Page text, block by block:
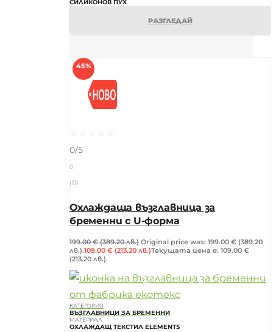
СИЛИКОНОВ ПУХ
РАЗГЛЕДАЙ
45%
☆ ☆ ☆ ☆
☆
0/5
0
(0)
Охлаждаща възглавница за
бременни с U-форма
199.00€ (389.20 лв.) Original price was: 199.00 € (389.20
лв.).109.00 € (213.20 лв.)Текущата цена е: 109.00 €
(213.20 лв.).
КАТЕГОРИЯ
ВЪЗГЛАВНИЦИ ЗА БРЕМЕННИ
МАТЕРИАЛ
ОХЛАЖДАЩ ТЕКСТИЛ ELEMENTS